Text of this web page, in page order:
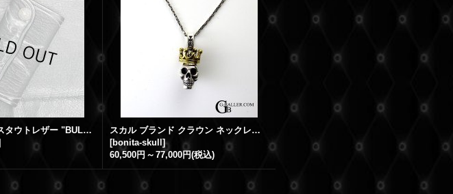
Stout Leather スタウトレザー "BULL DOG" レザーウォレット
スカル ブランド クラウン ネックレス トップ クラウンスカル トップ
[bonita-skull]
60,500円 ～ 77,000円(税込)